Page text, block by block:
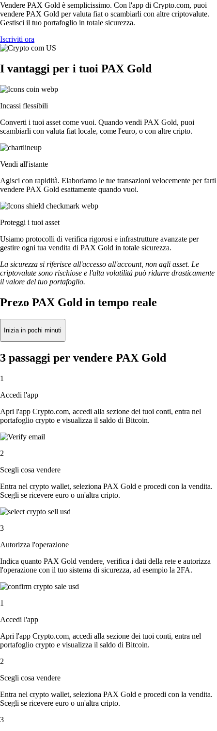
Vendere PAX Gold è semplicissimo. Con l'app di Crypto.com, puoi
vendere PAX Gold per valuta fiat o scambiarli con altre criptovalute.
Gestisci il tuo portafoglio in totale sicurezza.
Iscriviti ora
I vantaggi per i tuoi PAX Gold
Incassi flessibili
Converti i tuoi asset come vuoi. Quando vendi PAX Gold, puoi
scambiarli con valuta fiat locale, come l'euro, o con altre cripto.
Vendi all'istante
Agisci con rapidità. Elaboriamo le tue transazioni velocemente per farti
vendere PAX Gold esattamente quando vuoi.
Proteggi i tuoi asset
Usiamo protocolli di verifica rigorosi e infrastrutture avanzate per
gestire ogni tua vendita di PAX Gold in totale sicurezza.
La sicurezza si riferisce all'accesso all'account, non agli asset. Le
criptovalute sono rischiose e l'alta volatilità può ridurre drasticamente
il valore del tuo portafoglio.
Prezo PAX Gold in tempo reale
Inizia in pochi minuti
3 passaggi per vendere PAX Gold
1
Accedi l'app
Apri l'app Crypto.com, accedi alla sezione dei tuoi conti, entra nel
portafoglio crypto e visualizza il saldo di Bitcoin.
2
Scegli cosa vendere
Entra nel crypto wallet, seleziona PAX Gold e procedi con la vendita.
Scegli se ricevere euro o un'altra cripto.
3
Autorizza l'operazione
Indica quanto PAX Gold vendere, verifica i dati della rete e autorizza
l'operazione con il tuo sistema di sicurezza, ad esempio la 2FA.
1
Accedi l'app
Apri l'app Crypto.com, accedi alla sezione dei tuoi conti, entra nel
portafoglio crypto e visualizza il saldo di Bitcoin.
2
Scegli cosa vendere
Entra nel crypto wallet, seleziona PAX Gold e procedi con la vendita.
Scegli se ricevere euro o un'altra cripto.
3